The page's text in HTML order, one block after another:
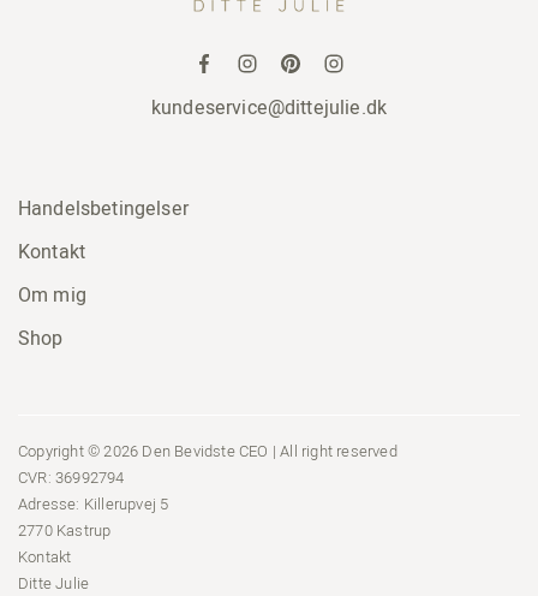
kundeservice@dittejulie.dk
Handelsbetingelser
Kontakt
Om mig
Shop
Copyright © 2026 Den Bevidste CEO | All right reserved
CVR: 36992794
Adresse: Killerupvej 5
2770 Kastrup
Kontakt
Ditte Julie